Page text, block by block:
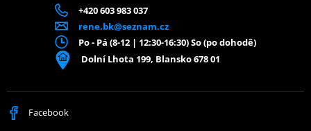
+420 603 983 037
rene.bk@seznam.cz
Po - Pá (8-12 | 12:30-16:30) So (po dohodě)
Dolní Lhota 199, Blansko 678 01
Facebook